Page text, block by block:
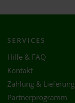
SERVICES
Hilfe & FAQ
Kontakt
Zahlung & Lieferung
Partnerprogramm